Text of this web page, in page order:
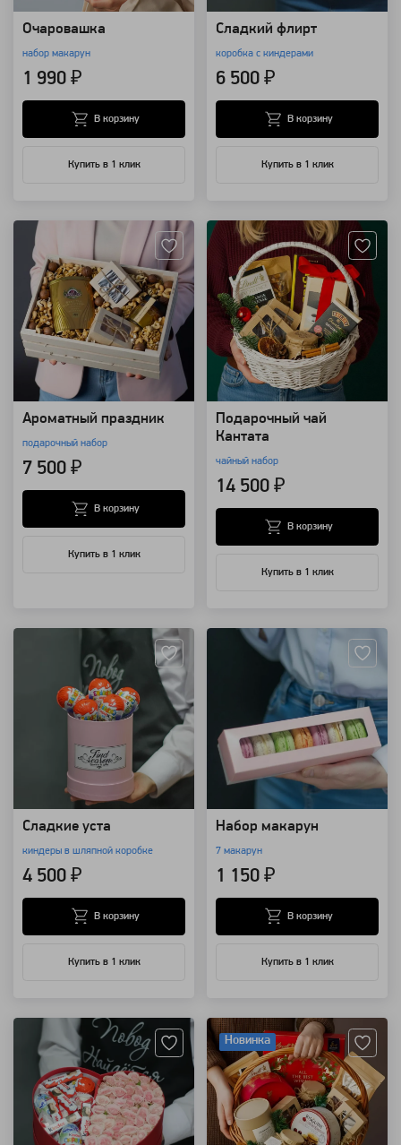
Очаровашка
набор макарун
1 990 ₽
Купить в 1 клик
В корзину
Сладкий флирт
коробка с киндерами
6 500 ₽
Купить в 1 клик
В корзину
Ароматный праздник
подарочный набор
7 500 ₽
Купить в 1 клик
В корзину
Подарочный чай
Кантата
чайный набор
14 500 ₽
Купить в 1 клик
В корзину
Сладкие уста
киндеры в шляпной коробке
4 500 ₽
Купить в 1 клик
В корзину
Набор макарун
7 макарун
1 150 ₽
Купить в 1 клик
В корзину
Новинка